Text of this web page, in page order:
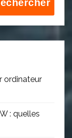
ordinateur
: quelles